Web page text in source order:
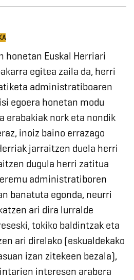
honetan Euskal Herriari
egitea zaila da, herri
administratiboaren
egoera honetan modu
erabakiak nork eta nondik
inoiz baino errazago
jarraitzen duela herri
dugula herri zatitua
administratiboren
banatuta egonda, neurri
ari dira lurralde
tokiko baldintzak eta
ari direlako (eskualdekako
izan zitekeen bezala),
interesen arabera